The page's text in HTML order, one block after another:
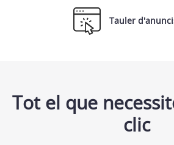
Tauler
Tot el que
clic